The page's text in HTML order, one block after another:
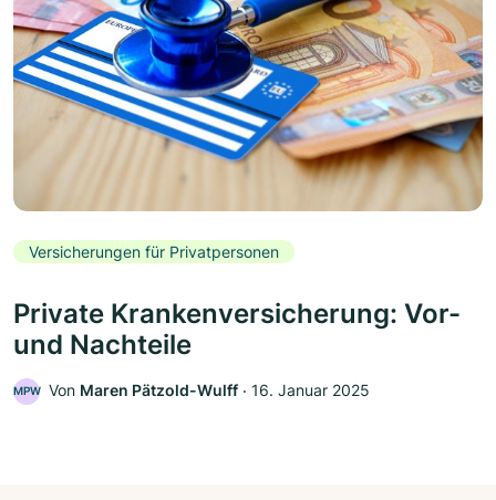
Versicherungen für Privatpersonen
Private Krankenversicherung: Vor-
und Nachteile
MPW Von Maren Pätzold-Wulff ‧ 16. Januar 2025